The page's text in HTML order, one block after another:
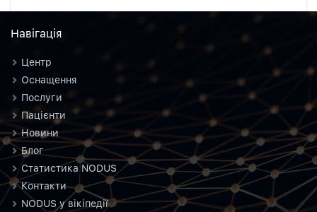
Навiгацiя
Центр
Оснащення
Послуги
Пацієнти
Новини
Блог
Статистика NODUS
Контакти
NODUS у вікіпедії